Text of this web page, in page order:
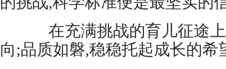
在充满挑战的育儿征途上
向;品质如磐,稳稳托起成长的希